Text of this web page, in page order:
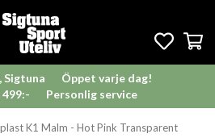
Sigtuna
Öppet varje dag!
Personlig service
K1 Malm - Hot Pink Transparent